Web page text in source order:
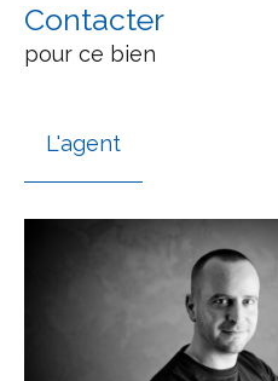
Contacter
pour ce bien
L'agent